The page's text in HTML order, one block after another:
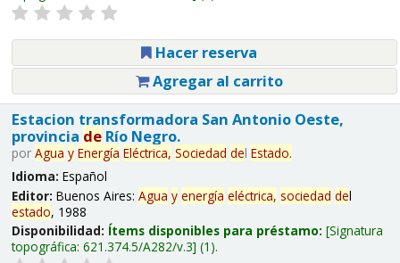
Hacer reserva
Agregar al carrito
Estacion transformadora San Antonio Oeste,
provincia deRío Negro.
por Agua y Energía Eléctrica, Sociedad del Estado.
Idioma: Español
Editor: Buenos Aires: Agua y energía eléctrica, sociedad del
estado, 1988
Disponibilidad: Ítems disponibles para préstamo: Signatura
topográfica: 621.374.5/A282/v.3 (1).